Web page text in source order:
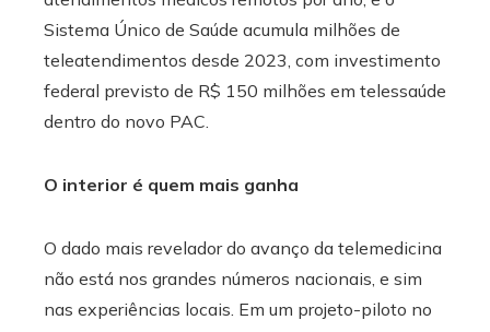
Sistema Único de Saúde acumula milhões de
teleatendimentos desde 2023, com investimento
federal previsto de R$ 150 milhões em telessaúde
dentro do novo PAC.
O interior é quem mais ganha
O dado mais revelador do avanço da telemedicina
não está nos grandes números nacionais, e sim
nas experiências locais. Em um projeto-piloto no